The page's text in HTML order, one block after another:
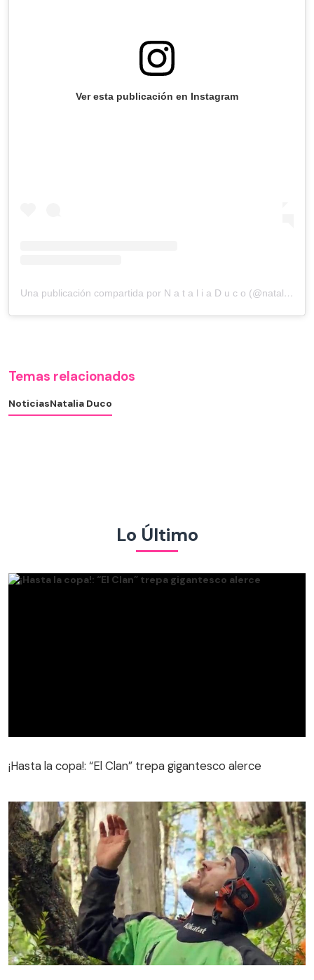
Ver esta publicación en Instagram
Una publicación compartida por N a t a l i a D u c o (@nataliaduco)
Temas relacionados
NoticiasNatalia Duco
Lo Último
¡Hasta la copa!: “El Clan” trepa gigantesco alerce